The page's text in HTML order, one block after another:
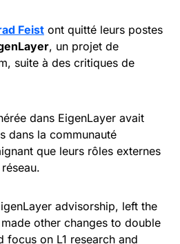
Feist ont quitté leurs postes
, un projet de
suite à des critiques de
dans EigenLayer avait
dans la communauté
que leurs rôles externes
advisorship, left the
other changes to double
focus on L1 research and